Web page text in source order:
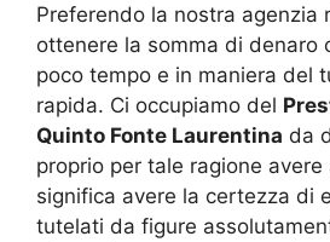
Preferendo la nostra agenzia
ottenere la somma di denaro
poco tempo e in maniera del
rapida. Ci occupiamo del
Quinto Fonte Laurentina da
proprio per tale ragione
significa avere la certezza di
tutelati da figure